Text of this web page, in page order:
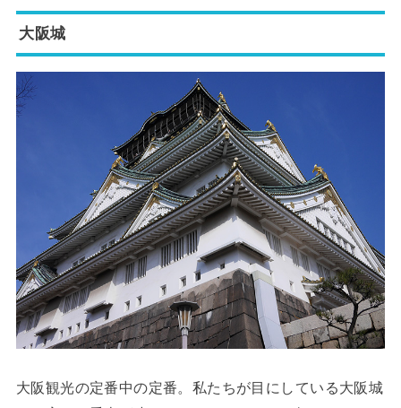
大阪城
大阪観光の定番中の定番。私たちが目にしている大阪城